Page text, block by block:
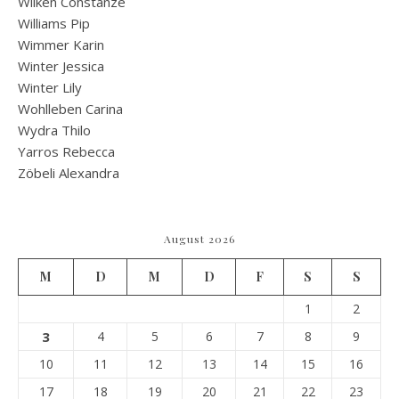
Williams Pip
Wimmer Karin
Winter Jessica
Winter Lily
Wohlleben Carina
Wydra Thilo
Yarros Rebecca
Zöbeli Alexandra
August 2026
M D M D F S
S
1
2
3 4 5 6 7 8
9
10
11 12 13 14 15
16
17
18 19 20 21 22 23